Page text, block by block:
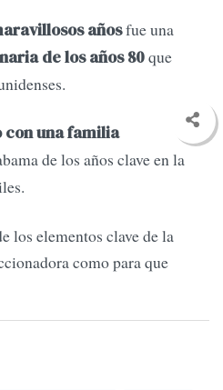
añosfue una
de los años 80que
una familia
de los años clave en la
los elementos clave de la
como para que